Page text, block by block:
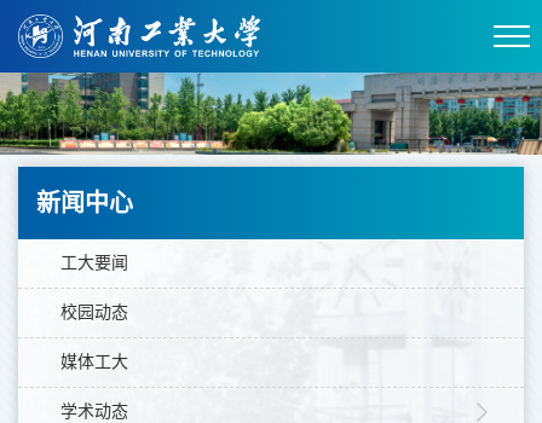
新闻中心
工大要闻
校园动态
媒体工大
学术动态